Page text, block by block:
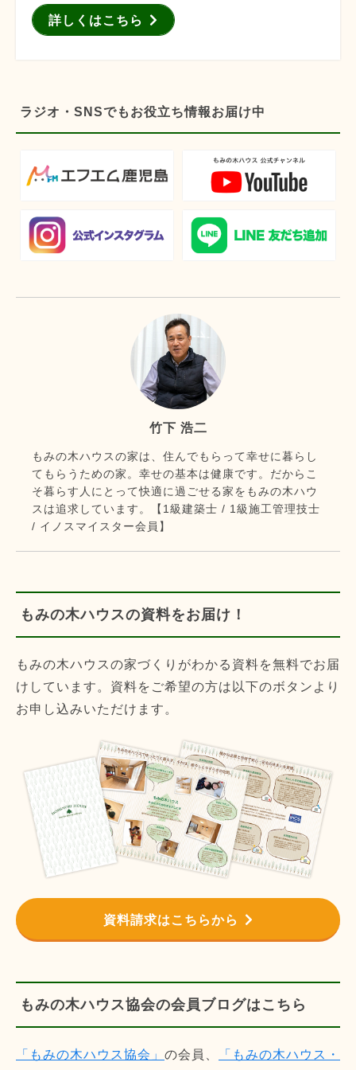
詳しくはこちら
ラジオ・SNSでもお役立ち情報お届け中
竹下 浩二
もみの木ハウスの家は、住んでもらって幸せに暮らし
てもらうための家。幸せの基本は健康です。だからこ
そ暮らす人にとって快適に過ごせる家をもみの木ハウ
スは追求しています。【1級建築士 / 1級施工管理技士
/ イノスマイスター会員】
もみの木ハウスの資料をお届け！
もみの木ハウスの家づくりがわかる資料を無料でお届
けしています。資料をご希望の方は以下のボタンより
お申し込みいただけます。
資料請求はこちらから
もみの木ハウス協会の会員ブログはこちら
「もみの木ハウス協会」 の会員、 「もみの木ハウス・